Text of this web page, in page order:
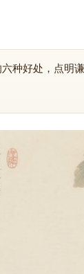
种好处，点明